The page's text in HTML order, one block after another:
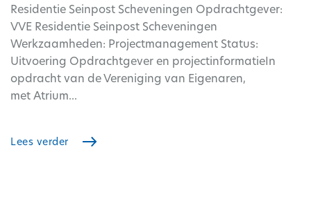
Residentie Seinpost Scheveningen Opdrachtgever:
VVE Residentie Seinpost Scheveningen
Werkzaamheden: Projectmanagement Status:
Uitvoering Opdrachtgever en projectinformatieIn
opdracht van de Vereniging van Eigenaren,
met Atrium...
Lees verder